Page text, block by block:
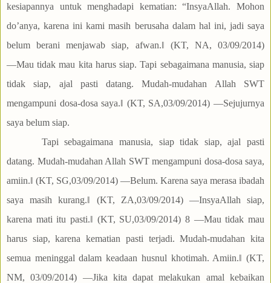
kesiapannya untuk menghadapi kematian: “InsyaAllah. Mohon
do’anya, karena ini kami masih berusaha dalam hal ini, jadi saya
belum berani menjawab siap, afwan.‖ (KT, NA, 03/09/2014)
―Mau tidak mau kita harus siap. Tapi sebagaimana manusia, siap
tidak siap, ajal pasti datang. Mudah-mudahan Allah SWT
mengampuni dosa-dosa saya.‖ (KT, SA,03/09/2014) ―Sejujurnya
saya belum siap.
Tapi sebagaimana manusia, siap tidak siap, ajal pasti
datang. Mudah-mudahan Allah SWT mengampuni dosa-dosa saya,
amiin.‖ (KT, SG,03/09/2014) ―Belum. Karena saya merasa ibadah
saya masih kurang.‖ (KT, ZA,03/09/2014) ―InsyaAllah siap,
karena mati itu pasti.‖ (KT, SU,03/09/2014) 8 ―Mau tidak mau
harus siap, karena kematian pasti terjadi. Mudah-mudahan kita
semua meninggal dalam keadaan husnul khotimah. Amiin.‖ (KT,
NM, 03/09/2014) ―Jika kita dapat melakukan amal kebaikan